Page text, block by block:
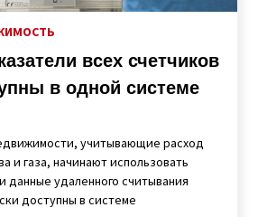
счетчиков
в одной системе
учитывающие расход
и газа, начинают использовать
данные удаленного считывания
доступны в системе